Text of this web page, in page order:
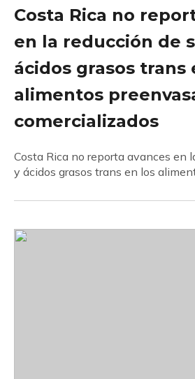
Costa Rica no
en la reducción de
ácidos grasos trans
alimentos
comercializados
Costa Rica no reporta avances en
y ácidos grasos trans en los